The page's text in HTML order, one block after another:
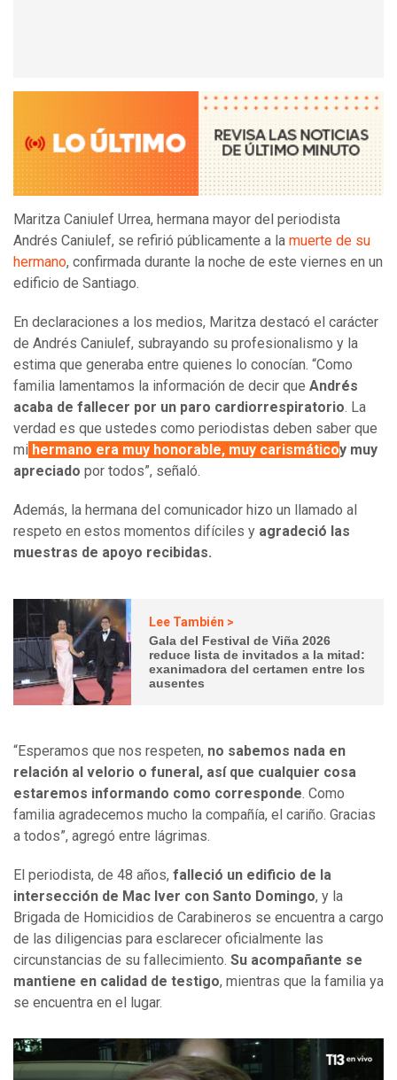
Maritza Caniulef Urrea, hermana mayor del periodista
Andrés Caniulef, se refirió públicamente a la muerte de su
hermano, confirmada durante la noche de este viernes en un
edificio de Santiago.
En declaraciones a los medios, Maritza destacó el carácter
de Andrés Caniulef, subrayando su profesionalismo y la
estima que generaba entre quienes lo conocían. “Como
familia lamentamos la información de decir que Andrés
acaba de fallecer por un paro cardiorrespiratorio. La
verdad es que ustedes como periodistas deben saber que
mi hermano era muy honorable, muy carismáticoy muy
apreciado por todos”, señaló.
Además, la hermana del comunicador hizo un llamado al
respeto en estos momentos difíciles y agradeció las
muestras de apoyo recibidas.
Lee También >
Gala del Festival de Viña 2026
reduce lista de invitados a la mitad:
exanimadora del certamen entre los
ausentes
“Esperamos que nos respeten, no sabemos nada en
relación al velorio o funeral, así que cualquier cosa
estaremos informando como corresponde. Como
familia agradecemos mucho la compañía, el cariño. Gracias
a todos”, agregó entre lágrimas.
El periodista, de 48 años, falleció un edificio de la
intersección de Mac Iver con Santo Domingo, y la
Brigada de Homicidios de Carabineros se encuentra a cargo
de las diligencias para esclarecer oficialmente las
circunstancias de su fallecimiento. Su acompañante se
mantiene en calidad de testigo, mientras que la familia ya
se encuentra en el lugar.